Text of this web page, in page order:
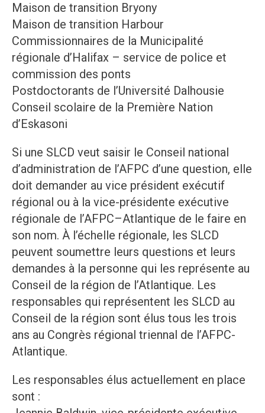
Maison de transition Bryony
Maison de transition Harbour
Commissionnaires de la Municipalité
régionale d’Halifax – service de police et
commission des ponts
Postdoctorants de l’Université Dalhousie
Conseil scolaire de la Première Nation
d’Eskasoni
Si une SLCD veut saisir le Conseil national
d’administration de l’AFPC d’une question, elle
doit demander au vice président exécutif
régional ou à la vice-présidente exécutive
régionale de l’AFPC–Atlantique de le faire en
son nom. À l’échelle régionale, les SLCD
peuvent soumettre leurs questions et leurs
demandes à la personne qui les représente au
Conseil de la région de l’Atlantique. Les
responsables qui représentent les SLCD au
Conseil de la région sont élus tous les trois
ans au Congrès régional triennal de l’AFPC-
Atlantique.
Les responsables élus actuellement en place
sont :